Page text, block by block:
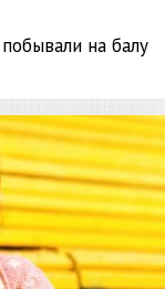
на балу